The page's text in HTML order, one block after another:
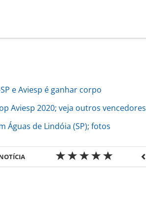
e Aviesp é ganhar corpo
Aviesp 2020; veja outros vencedores
Águas de Lindóia (SP); fotos